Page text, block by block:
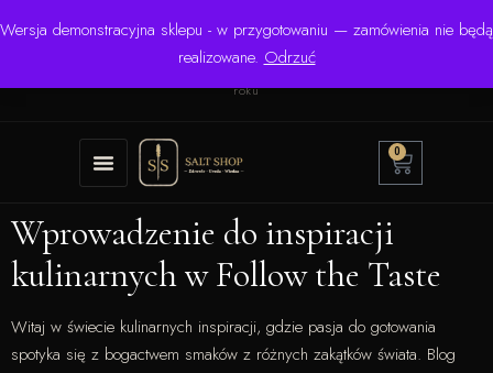
Wersja demonstracyjna sklepu - w przygotowaniu — zamówienia nie będą
realizowane. Odrzuć
☎ +48 506 504 900
✉
krzysztof.lipinski@salinarium.com
Pon.–Pt. 8:00–16:00 | Bezpośredni importer od 1999
roku
0
Wprowadzenie do inspiracji
kulinarnych w Follow the Taste
Witaj w świecie kulinarnych inspiracji, gdzie pasja do gotowania
spotyka się z bogactwem smaków z różnych zakątków świata. Blog